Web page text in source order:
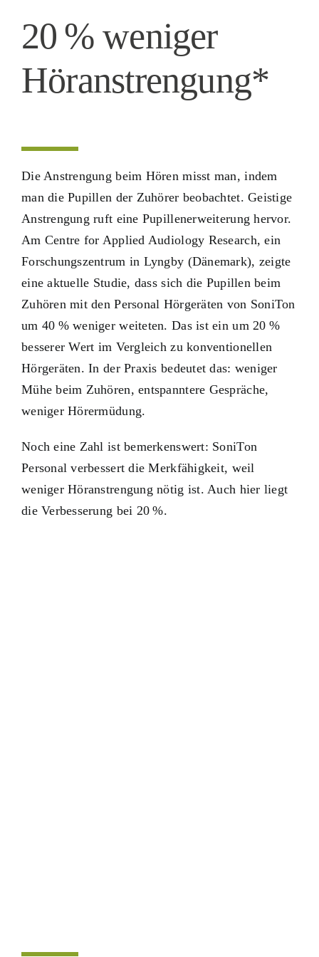
20 % weniger
Höranstrengung*
Die Anstrengung beim Hören misst man, indem
man die Pupillen der Zuhörer beobachtet. Geistige
Anstrengung ruft eine Pupillenerweiterung hervor.
Am Centre for Applied Audiology Research, ein
Forschungszentrum in Lyngby (Dänemark), zeigte
eine aktuelle Studie, dass sich die Pupillen beim
Zuhören mit den Personal Hörgeräten von SoniTon
um 40 % weniger weiteten. Das ist ein um 20 %
besserer Wert im Vergleich zu konventionellen
Hörgeräten. In der Praxis bedeutet das: weniger
Mühe beim Zuhören, entspanntere Gespräche,
weniger Hörermüdung.
Noch eine Zahl ist bemerkenswert: SoniTon
Personal verbessert die Merkfähigkeit, weil
weniger Höranstrengung nötig ist. Auch hier liegt
die Verbesserung bei 20 %.